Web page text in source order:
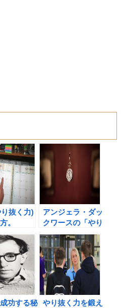
抜く力)
。
アンジェラ・ダッ
クワースの「やり
抜く力」の書評
② 日々の努力に
勝るものはない。
功する秘 やり抜く力を鍛え